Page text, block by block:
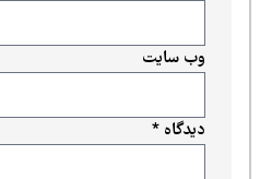
دیدگاه*
وب‌ سایت